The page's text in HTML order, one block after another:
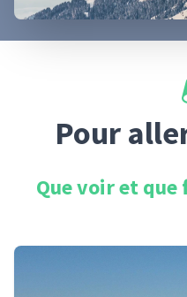
Pour
Que voir et que